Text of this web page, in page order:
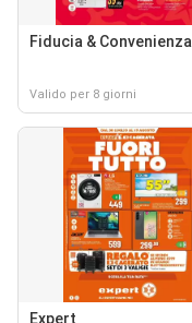
Fiducia & Convenienza
Valido per 8 giorni
Expert